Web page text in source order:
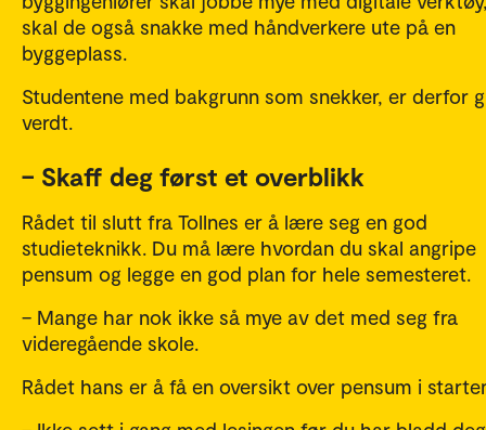
skal de også snakke med håndverkere ute på en
byggeplass.
Studentene med bakgrunn som snekker, er derfor
verdt.
– Skaff deg først et overblikk
Rådet til slutt fra Tollnes er å lære seg en god
studieteknikk. Du må lære hvordan du skal angripe
pensum og legge en god plan for hele semesteret.
– Mange har nok ikke så mye av det med seg fra
videregående skole.
Rådet hans er å få en oversikt over pensum i